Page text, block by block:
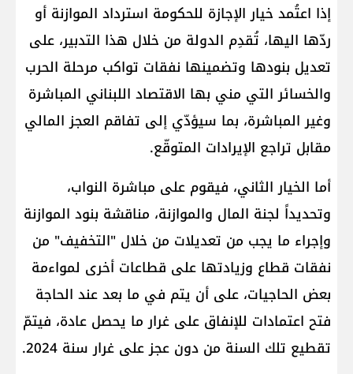
إذا اعتُمد خيار الإجازة للحكومة استرداد الموازنة أو
ردّها اليها، تُقدِم الدولة من خلال هذا التدبير، على
تعديل بنودها وتضمينها نفقات تواكب مرحلة الحرب
والخسائر التي مني بها الاقتصاد اللبناني المباشرة
وغير المباشرة، بما سيؤدّي إلى تفاقم العجز المالي
مقابل تراجع الإيرادات المتوقّع.
أما الخيار الثاني، فيقوم على مباشرة النواب،
وتحديداً لجنة المال والموازنة، مناقشة بنود الموازنة
وإجراء ما يجب من تعديلات من خلال "التخفيف" من
نفقات قطاع وزيادتها على قطاعات أخرى لمواءمة
بعض الحاجيات، على أن يتم في ما بعد عند الحاجة
فتح اعتمادات للإنفاق على غرار ما يحصل عادة، فيتمّ
تقطيع تلك السنة من دون عجز على غرار سنة 2024.